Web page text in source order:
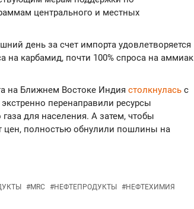
центрального и местных
день за счет импорта удовлетворяется
на карбамид, почти 100% спроса на аммиак
на Ближнем Востоке Индия столкнулась с
перенаправили ресурсы
для населения. А затем, чтобы
цен, полностью обнулили пошлины на
#MRC #НЕФТЕПРОДУКТЫ #НЕФТЕХИМИЯ